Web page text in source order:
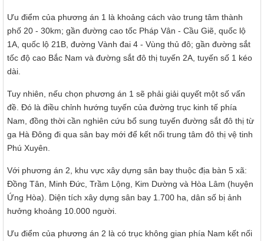
Ưu điểm của phương án 1 là khoảng cách vào trung tâm thành
phố 20 - 30km; gần đường cao tốc Pháp Vân - Cầu Giẽ, quốc lộ
1A, quốc lộ 21B, đường Vành đai 4 - Vùng thủ đô; gần đường sắt
tốc độ cao Bắc Nam và đường sắt đô thị tuyến 2A, tuyến số 1 kéo
dài.
Tuy nhiên, nếu chọn phương án 1 sẽ phải giải quyết một số vấn
đề. Đó là điều chỉnh hướng tuyến của đường trục kinh tế phía
Nam, đồng thời cần nghiên cứu bổ sung tuyến đường sắt đô thị từ
ga Hà Đông đi qua sân bay mới để kết nối trung tâm đô thị vệ tinh
Phú Xuyên.
Với phương án 2, khu vực xây dựng sân bay thuộc địa bàn 5 xã:
Đồng Tân, Minh Đức, Trầm Lộng, Kim Dường và Hòa Lâm (huyện
Ứng Hòa). Diện tích xây dựng sân bay 1.700 ha, dân số bị ảnh
hưởng khoảng 10.000 người.
Ưu điểm của phương án 2 là có trục không gian phía Nam kết nối